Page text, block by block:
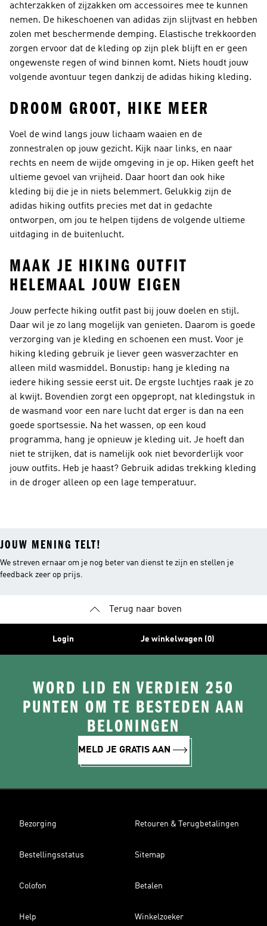
achterzakken of zijzakken om accessoires mee te kunnen
nemen. De hikeschoenen van adidas zijn slijtvast en hebben
zolen met beschermende demping. Elastische trekkoorden
zorgen ervoor dat de kleding op zijn plek blijft en er geen
ongewenste regen of wind binnen komt. Niets houdt jouw
volgende avontuur tegen dankzij de adidas hiking kleding.
DROOM GROOT, HIKE MEER
Voel de wind langs jouw lichaam waaien en de
zonnestralen op jouw gezicht. Kijk naar links, en naar
rechts en neem de wijde omgeving in je op. Hiken geeft het
ultieme gevoel van vrijheid. Daar hoort dan ook hike
kleding bij die je in niets belemmert. Gelukkig zijn de
adidas hiking outfits precies met dat in gedachte
ontworpen, om jou te helpen tijdens de volgende ultieme
uitdaging in de buitenlucht.
MAAK JE HIKING OUTFIT
HELEMAAL JOUW EIGEN
Jouw perfecte hiking outfit past bij jouw doelen en stijl.
Daar wil je zo lang mogelijk van genieten. Daarom is goede
verzorging van je kleding en schoenen een must. Voor je
hiking kleding gebruik je liever geen wasverzachter en
alleen mild wasmiddel. Bonustip: hang je kleding na
iedere hiking sessie eerst uit. De ergste luchtjes raak je zo
al kwijt. Bovendien zorgt een opgepropt, nat kledingstuk in
de wasmand voor een nare lucht dat erger is dan na een
goede sportsessie. Na het wassen, op een koud
programma, hang je opnieuw je kleding uit. Je hoeft dan
niet te strijken, dat is namelijk ook niet bevorderlijk voor
jouw outfits. Heb je haast? Gebruik adidas trekking kleding
in de droger alleen op een lage temperatuur.
JOUW MENING TELT!
We streven ernaar om je nog beter van dienst te zijn en stellen je
feedback zeer op prijs.
Terug naar boven
Login Je winkelwagen (0)
WORD LID EN VERDIEN 250
PUNTEN OM TE BESTEDEN AAN
BELONINGEN
MELD JE GRATIS AAN
Bezorging Retouren & Terugbetalingen
Bestellingsstatus Sitemap
Colofon Betalen
Help Winkelzoeker